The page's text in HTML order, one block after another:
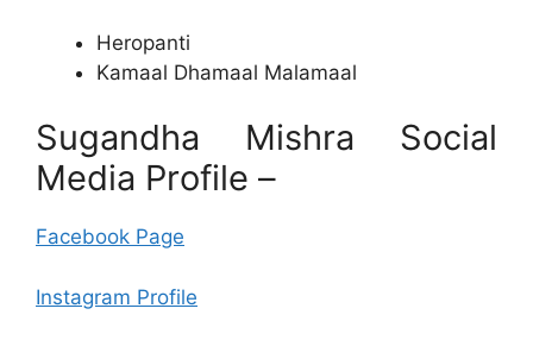
Heropanti
Kamaal Dhamaal Malamaal
Sugandha Mishra Social
Media Profile –
Facebook Page
Instagram Profile